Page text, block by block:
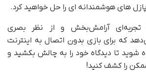
های هوشمندانه ای را حل خواهید کرد.
Monument Valley تجربه‌ای آرامش‌بخش و از نظر بصری
که برای بازی بدون اتصال به اینترنت
تا دیدگاه خود را به چالش بکشید و
را کشف کنید!